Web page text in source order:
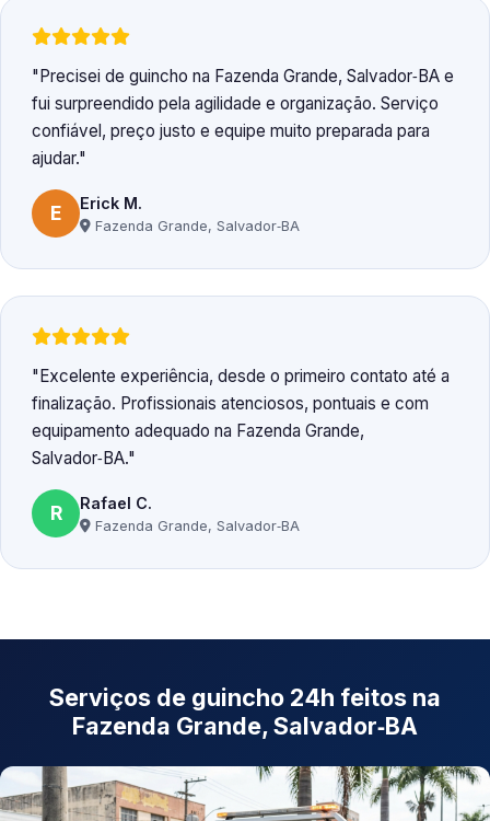
Precisei de guincho na Fazenda Grande, Salvador‑BA e
fui surpreendido pela agilidade e organização. Serviço
confiável, preço justo e equipe muito preparada para
ajudar.
E Erick M.
Fazenda Grande, Salvador‑BA
Excelente experiência, desde o primeiro contato até a
finalização. Profissionais atenciosos, pontuais e com
equipamento adequado na Fazenda Grande,
Salvador‑BA.
R Rafael C.
Fazenda Grande, Salvador‑BA
Serviços de guincho 24h feitos na
Fazenda Grande, Salvador‑BA